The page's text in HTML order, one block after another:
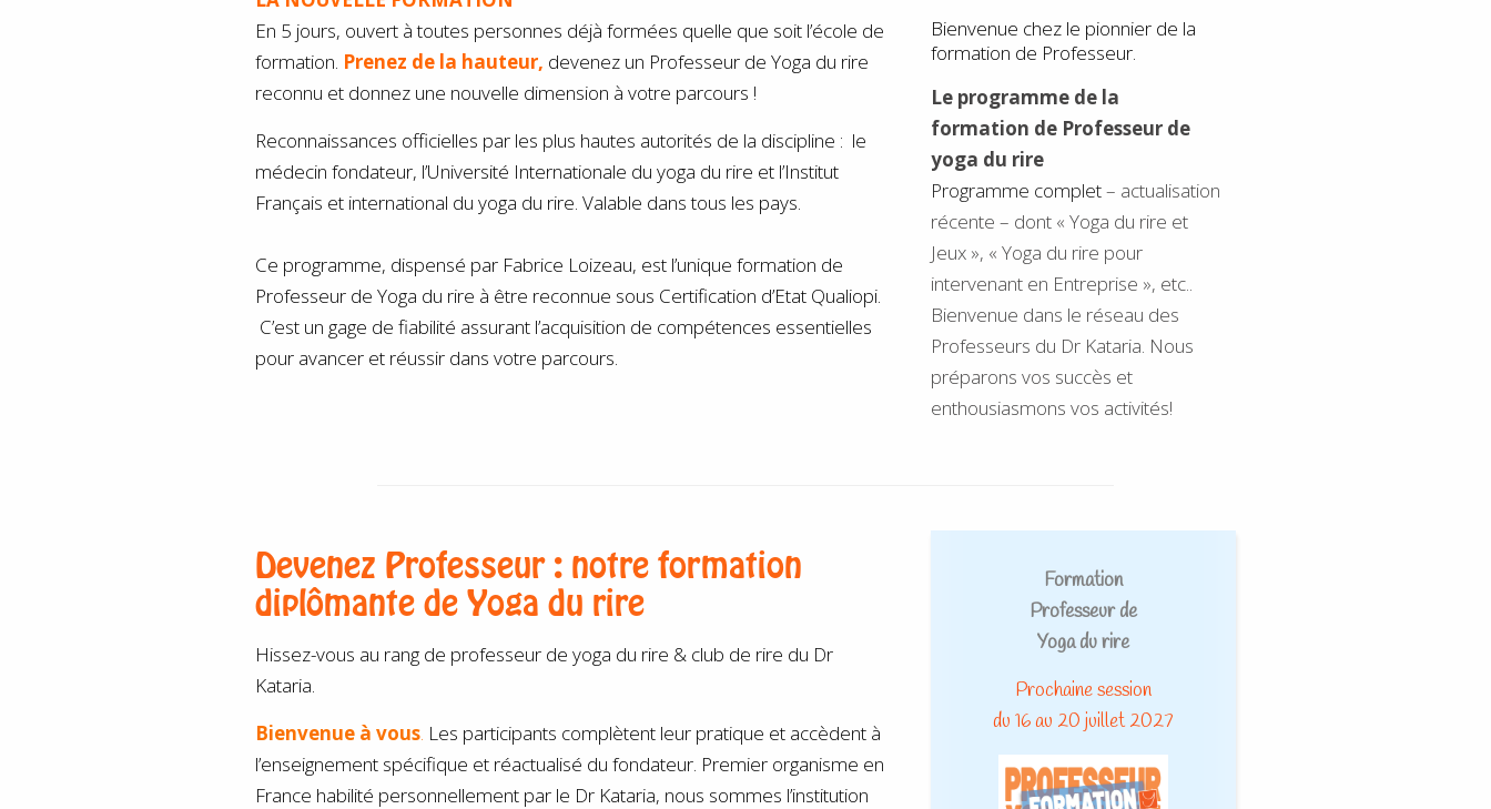
En 5 jours, ouvert à toutes personnes déjà formées quelle que soit l’école de
formation. Prenez de la hauteur, devenez un Professeur de Yoga du rire
reconnu et donnez une nouvelle dimension à votre parcours !
Reconnaissances officielles par les plus hautes autorités de la discipline : le
médecin fondateur, l’Université Internationale du yoga du rire et l’Institut
Français et international du yoga du rire. Valable dans tous les pays.
Ce programme, dispensé par Fabrice Loizeau, est l’unique formation de
Professeur de Yoga du rire à être reconnue sous Certification d’Etat Qualiopi.
C’est un gage de fiabilité assurant l’acquisition de compétences essentielles
pour avancer et réussir dans votre parcours.
Bienvenue chez le pionnier de la
formation de Professeur.
Le programme de la
formation de Professeur de
yoga du rire
Programme complet– actualisation
récente – dont « Yoga du rire et
Jeux », « Yoga du rire pour
intervenant en Entreprise », etc..
Bienvenue dans le réseau des
Professeurs du Dr Kataria. Nous
préparons vos succès et
enthousiasmons vos activités!
Devenez Professeur : notre formation
diplômante de Yoga du rire
Hissez-vous au rang de professeur de yoga du rire & club de rire du Dr
Kataria.
Bienvenueà vous. Les participants complètent leur pratique et accèdent à
l’enseignement spécifique et réactualisé du fondateur. Premier organisme en
France habilité personnellement par le Dr Kataria, nous sommes l’institution
Formation
Professeur de
Yoga du rire
Prochaine session
du 16 au 20 juillet 2027